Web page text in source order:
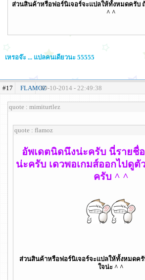
ส่วนสินค้าหรือฟอร์นิเจอร์จะแปลให้ทั้งหมดครับ
^ ^
เหรอจ๊ะ ... แปลคนเดียวนะ 55555
#17 FLAMOZ09-10-2014 - 22:49:38
quote : mimiturtlez
quote : flamoz
อัพเดตนิดนึงน่ะครับ นี่รายชื่
น่ะครับ เดวพอเกมส์ออกไปดูตั
ครับ ^ ^
ส่วนสินค้าหรือฟอร์นิเจอร์จะแปลให้ทั้งหมดครั
ใจน่ะ ^ ^